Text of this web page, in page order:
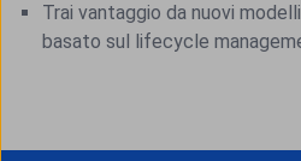
Trai vantaggio da nuovi
basato sul lifecycle